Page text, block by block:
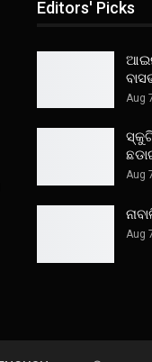
Editors' Picks
Aug
Aug
Aug